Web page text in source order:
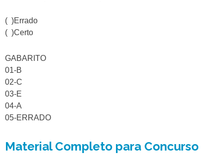
( )Errado
( )Certo
GABARITO
01-B
02-C
03-E
04-A
05-ERRADO
Material Completo para Concurso